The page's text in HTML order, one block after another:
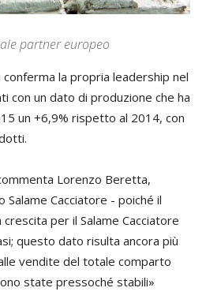
partner europeo
conferma la propria leadership nel
con un dato di produzione che ha
un +6,9% rispetto al 2014, con
Lorenzo Beretta,
Cacciatore - poiché il
per il Salame Cacciatore
questo dato risulta ancora più
vendite del totale comparto
state pressoché stabili»